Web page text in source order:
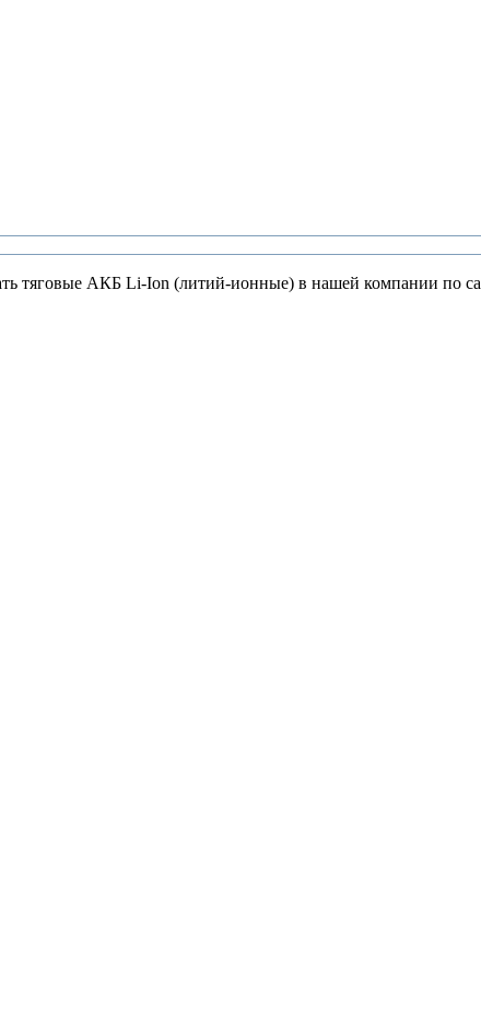
тяговые АКБ Li-Ion (литий-ионные) в нашей компании по